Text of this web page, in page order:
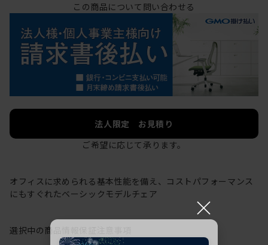
この商品について問い合わせる
法人限定 お見積り
ご希望に応じて承ります。
オフィスに求められる基本性能を備え、コストパフォーマンス
にもすぐれたベーシックモデルチェア
選択中の商品情報
×